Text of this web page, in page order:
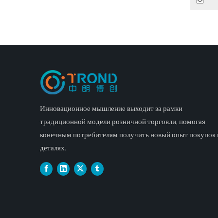
станции и
названия,
быстрый и
Инновационное мышление выходит за рамки
традиционной модели розничной торговли, помогая
конечным потребителям получить новый опыт покупок
деталях.